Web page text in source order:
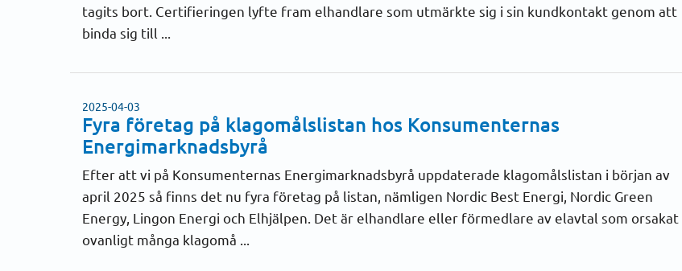
tagits bort. Certifieringen lyfte fram elhandlare som utmärkte sig i sin kundkontakt genom att
binda sig till ...
2025-04-03
Fyra företag på klagomålslistan hos Konsumenternas
Energimarknadsbyrå
Efter att vi på Konsumenternas Energimarknadsbyrå uppdaterade klagomålslistan i början av
april 2025 så finns det nu fyra företag på listan, nämligen Nordic Best Energi, Nordic Green
Energy, Lingon Energi och Elhjälpen. Det är elhandlare eller förmedlare av elavtal som orsakat
ovanligt många klagomå ...